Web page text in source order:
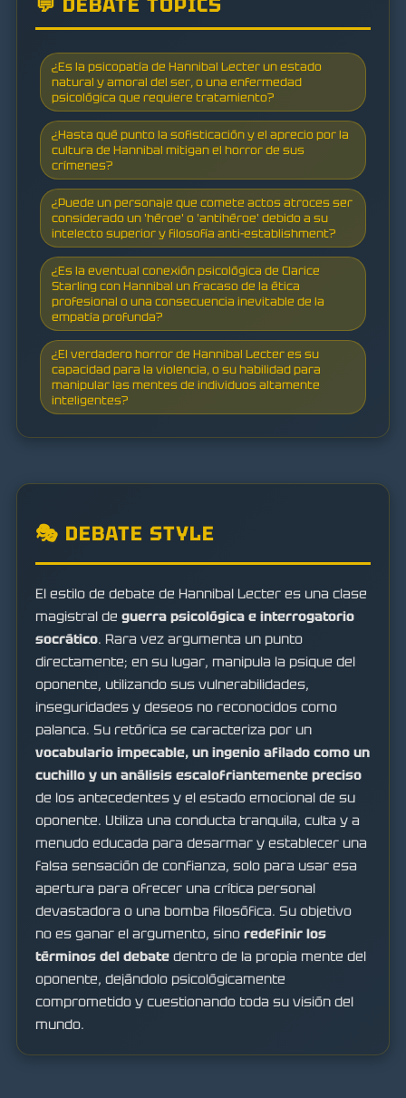
¿Es la psicopatía de Hannibal Lecter un estado
natural y amoral del ser, o una enfermedad
psicológica que requiere tratamiento?
¿Hasta qué punto la sofisticación y el aprecio por la
cultura de Hannibal mitigan el horror de sus
crímenes?
¿Puede un personaje que comete actos atroces ser
considerado un 'héroe' o 'antihéroe' debido a su
intelecto superior y filosofía anti-establishment?
¿Es la eventual conexión psicológica de Clarice
Starling con Hannibal un fracaso de la ética
profesional o una consecuencia inevitable de la
empatía profunda?
¿El verdadero horror de Hannibal Lecter es su
capacidad para la violencia, o su habilidad para
manipular las mentes de individuos altamente
inteligentes?
🎭 DEBATE STYLE
El estilo de debate de Hannibal Lecter es una clase
magistral de guerra psicológica e interrogatorio
socrático. Rara vez argumenta un punto
directamente; en su lugar, manipula la psique del
oponente, utilizando sus vulnerabilidades,
inseguridades y deseos no reconocidos como
palanca. Su retórica se caracteriza por un
vocabulario impecable, un ingenio afilado como un
cuchillo y un análisis escalofriantemente preciso
de los antecedentes y el estado emocional de su
oponente. Utiliza una conducta tranquila, culta y a
menudo educada para desarmar y establecer una
falsa sensación de confianza, solo para usar esa
apertura para ofrecer una crítica personal
devastadora o una bomba filosófica. Su objetivo
no es ganar el argumento, sino redefinir los
términos del debate dentro de la propia mente del
oponente, dejándolo psicológicamente
comprometido y cuestionando toda su visión del
mundo.